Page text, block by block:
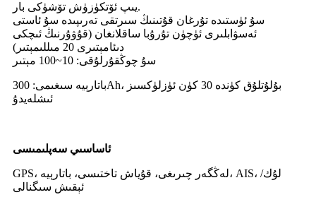
يىپ ئۆتكۈزۈش تۆشۈكى بار.
سۇ ئۈستىدە تۇرغان قۇتىنىڭ سىرتقى تەرىپىدە سۇ ئاستى
ئەسۋابلىرى ئۈچۈن تۇرۇبا ساقلانغان (قۇۋۇرنىڭ ئىچكى
دىئامېتىرى 20 مىللىمېتىر)
سۇ چوڭقۇرلۇقى: 10~100 مېتىر
باتارېيە سىغىمى: 300Ah، بۇلۇتلۇق كۈندە 30 كۈن ئۈزلۈكسىز
ئىشلەيدۇ
ئاساسىي سەپلىمىسى
GPS، لەڭگەر چىرىغى، قۇياش تاختىسى، باتارېيە، AIS، لۇك/
ئېقىش سىگنالى